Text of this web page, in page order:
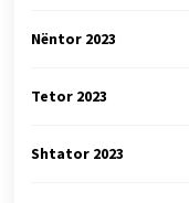
Nëntor 2023
Tetor 2023
Shtator 2023